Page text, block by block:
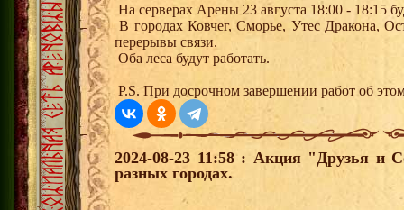
На серверах Арены 23 августа 18:00 - 18:15
В городах Ковчег, Сморье, Утес Дракона,
перерывы связи.
Оба леса будут работать.
P.S. При досрочном завершении работ об
2024-08-23 11:58 : Акция "Друзья и
разных городах.